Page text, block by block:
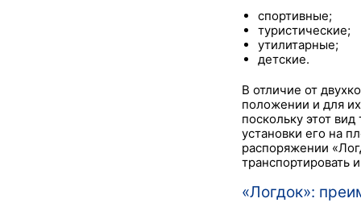
спортивные;
туристические;
утилитарные;
детские.
В отличие от
положении и для
поскольку этот
установки его на
распоряжении
транспортировать
«Логдок»: